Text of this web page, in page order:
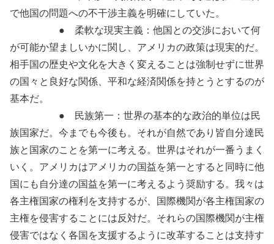
で他国の問題への不干渉主義を明確にしていた。
● 柔軟な現実主義：他国との交渉において何
が可能か望ましいかに関し、アメリカの政策は現実的だ。
相手国の歴史や文化を大きく変えることは強制せずに世界
の国々と良好な関係、平和な経済関係を持とうとするのが
基本だ。
● 民族第一：世界の基本的な政治的単位は民
族国家だ。今までも今後も。それが自然であり皆自分達民
族と国家のことを第一に考える。世界はそれが一番うまく
いく。アメリカはアメリカの国益を第一とすると同時に他
国にも自分達の国益を第一に考えるよう奨励する。我々は
各主権国家の権利を支持するが、国際機関が各主権国家の
主権を侵害することには反対だ。それらの国際機関が主権
侵害ではなく各国を支援するように改革することは支持す